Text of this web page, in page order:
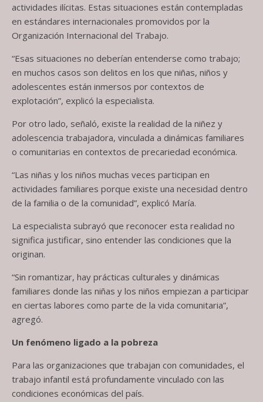
actividades ilícitas. Estas situaciones están contempladas
en estándares internacionales promovidos por la
Organización Internacional del Trabajo.
“Esas situaciones no deberían entenderse como trabajo;
en muchos casos son delitos en los que niñas, niños y
adolescentes están inmersos por contextos de
explotación”, explicó la especialista.
Por otro lado, señaló, existe la realidad de la niñez y
adolescencia trabajadora, vinculada a dinámicas familiares
o comunitarias en contextos de precariedad económica.
“Las niñas y los niños muchas veces participan en
actividades familiares porque existe una necesidad dentro
de la familia o de la comunidad”, explicó María.
La especialista subrayó que reconocer esta realidad no
significa justificar, sino entender las condiciones que la
originan.
“Sin romantizar, hay prácticas culturales y dinámicas
familiares donde las niñas y los niños empiezan a participar
en ciertas labores como parte de la vida comunitaria”,
agregó.
Un fenómeno ligado a la pobreza
Para las organizaciones que trabajan con comunidades, el
trabajo infantil está profundamente vinculado con las
condiciones económicas del país.